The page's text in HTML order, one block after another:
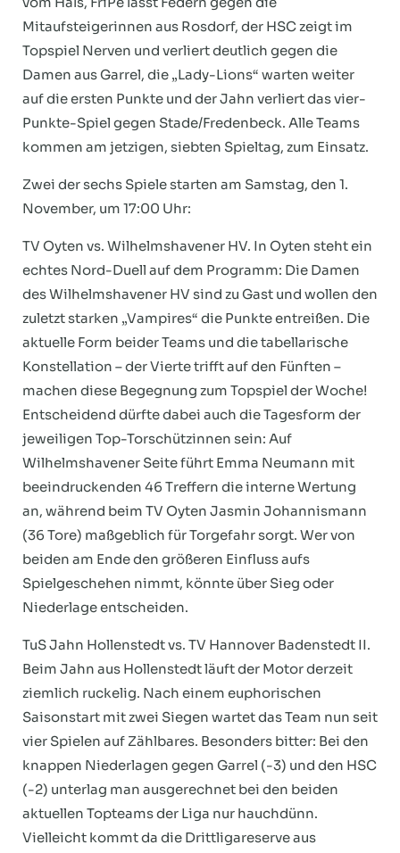
Mitaufsteigerinnen aus Rosdorf, der HSC zeigt im
Topspiel Nerven und verliert deutlich gegen die
Damen aus Garrel, die „Lady-Lions“ warten weiter
auf die ersten Punkte und der Jahn verliert das vier-
Punkte-Spiel gegen Stade/Fredenbeck. Alle Teams
kommen am jetzigen, siebten Spieltag, zum Einsatz.
Zwei der sechs Spiele starten am Samstag, den 1.
November, um 17:00 Uhr:
TV Oyten vs. Wilhelmshavener HV. In Oyten steht ein
echtes Nord-Duell auf dem Programm: Die Damen
des Wilhelmshavener HV sind zu Gast und wollen den
zuletzt starken „Vampires“ die Punkte entreißen. Die
aktuelle Form beider Teams und die tabellarische
Konstellation – der Vierte trifft auf den Fünften –
machen diese Begegnung zum Topspiel der Woche!
Entscheidend dürfte dabei auch die Tagesform der
jeweiligen Top-Torschützinnen sein: Auf
Wilhelmshavener Seite führt Emma Neumann mit
beeindruckenden 46 Treffern die interne Wertung
an, während beim TV Oyten Jasmin Johannismann
(36 Tore) maßgeblich für Torgefahr sorgt. Wer von
beiden am Ende den größeren Einfluss aufs
Spielgeschehen nimmt, könnte über Sieg oder
Niederlage entscheiden.
TuS Jahn Hollenstedt vs. TV Hannover Badenstedt II.
Beim Jahn aus Hollenstedt läuft der Motor derzeit
ziemlich ruckelig. Nach einem euphorischen
Saisonstart mit zwei Siegen wartet das Team nun seit
vier Spielen auf Zählbares. Besonders bitter: Bei den
knappen Niederlagen gegen Garrel (-3) und den HSC
(-2) unterlag man ausgerechnet bei den beiden
aktuellen Topteams der Liga nur hauchdünn.
Vielleicht kommt da die Drittligareserve aus